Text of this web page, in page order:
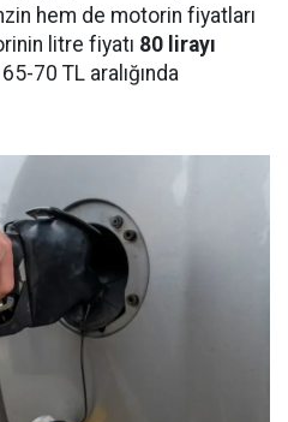
hem de motorin fiyatları
litre fiyatı 80 lirayı
70 TL aralığında